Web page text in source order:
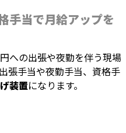
手当で月給アップを
への出張や夜勤を伴う現場
張手当や夜勤手当、資格手
装置になります。